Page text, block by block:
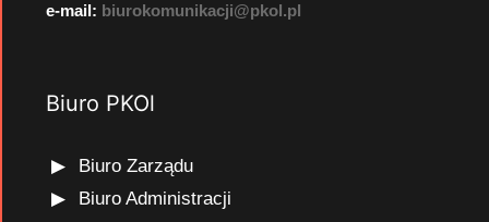
e-mail: biurokomunikacji@pkol.pl
Biuro PKOl
Biuro Zarządu
Biuro Administracji